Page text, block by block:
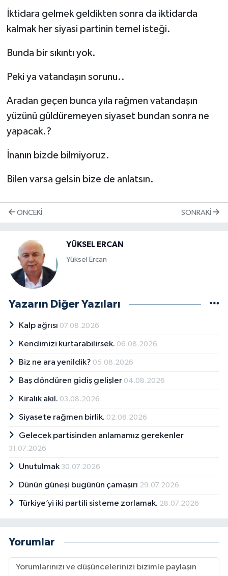
İktidara gelmek geldikten sonra da iktidarda
kalmak her siyasi partinin temel isteği.
Bunda bir sıkıntı yok.
Peki ya vatandaşın sorunu..
Aradan geçen bunca yıla rağmen vatandaşın
yüzünü güldüremeyen siyaset bundan sonra ne
yapacak.?
İnanın bizde bilmiyoruz.
Bilen varsa gelsin bize de anlatsın.
ÖNCEKI SONRAKI
YÜKSEL ERCAN
Yüksel Ercan
Yazarın Diğer Yazıları
Kalp ağrısı 07.08.2026
Kendimizi kurtarabilirsek. 06.08.2026
Biz ne ara yenildik? 05.08.2026
Baş döndüren gidiş gelişler 04.08.2026
Kiralık akıl. 03.08.2026
Siyasete rağmen birlik. 02.08.2026
Gelecek partisinden anlamamız gerekenler
31.07.2026
Unutulmak 30.07.2026
Dünün güneşi bugünün çamaşırı 29.07.2026
Türkiye’yi iki partili sisteme zorlamak. 28.07.2026
Yorumlar